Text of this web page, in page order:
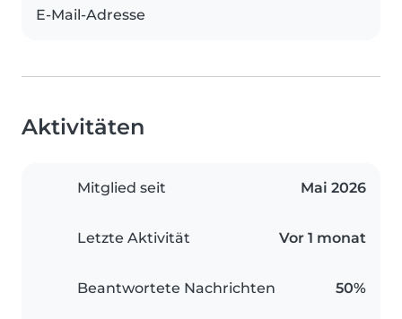
E-Mail-Adresse
Aktivitäten
Mitglied seit Mai 2026
Letzte Aktivität Vor 1 monat
Beantwortete Nachrichten 50%